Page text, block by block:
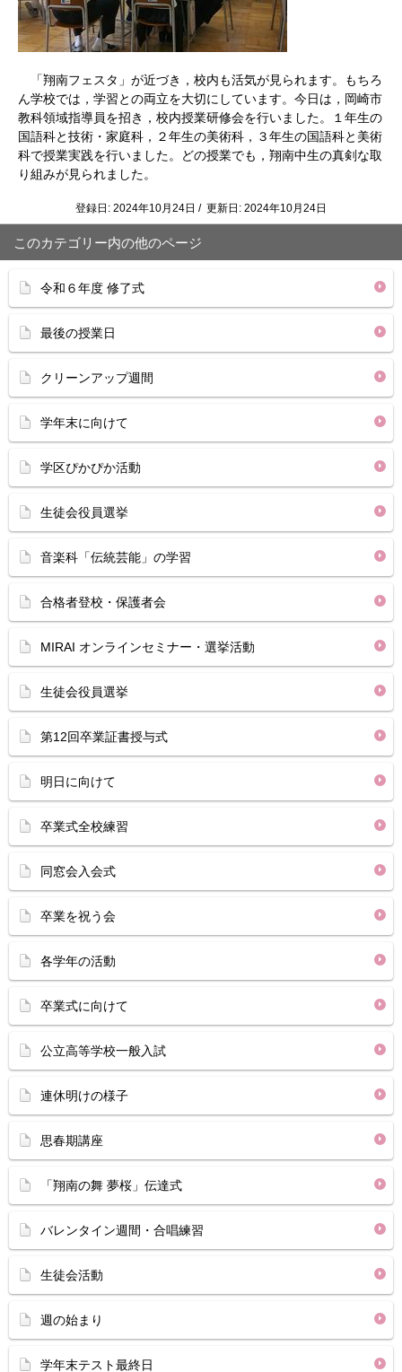
「翔南フェスタ」が近づき，校内も活気が見られます。もちろ
ん学校では，学習との両立を大切にしています。今日は，岡崎市
教科領域指導員を招き，校内授業研修会を行いました。１年生の
国語科と技術・家庭科，２年生の美術科，３年生の国語科と美術
科で授業実践を行いました。どの授業でも，翔南中生の真剣な取
り組みが見られました。
登録日: 2024年10月24日 / 更新日: 2024年10月24日
このカテゴリー内の他のページ
令和６年度 修了式
最後の授業日
クリーンアップ週間
学年末に向けて
学区ぴかぴか活動
生徒会役員選挙
音楽科「伝統芸能」の学習
合格者登校・保護者会
MIRAI オンラインセミナー・選挙活動
生徒会役員選挙
第12回卒業証書授与式
明日に向けて
卒業式全校練習
同窓会入会式
卒業を祝う会
各学年の活動
卒業式に向けて
公立高等学校一般入試
連休明けの様子
思春期講座
「翔南の舞 夢桜」伝達式
バレンタイン週間・合唱練習
生徒会活動
週の始まり
学年末テスト最終日